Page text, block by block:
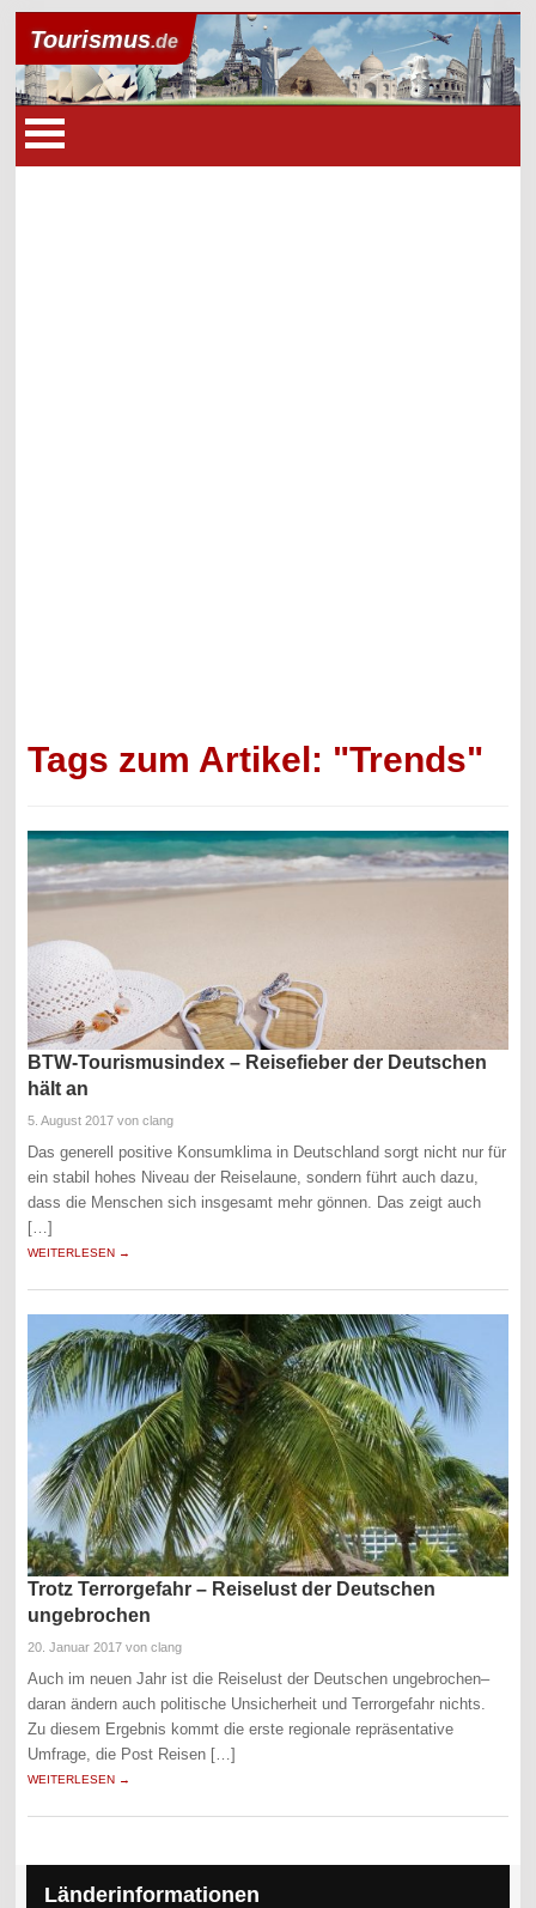
Tourismus.de
Tags zum Artikel: "Trends"
BTW-Tourismusindex – Reisefieber der Deutschen
hält an
5. August 2017 von clang
Das generell positive Konsumklima in Deutschland sorgt nicht nur für
ein stabil hohes Niveau der Reiselaune, sondern führt auch dazu,
dass die Menschen sich insgesamt mehr gönnen. Das zeigt auch
[…]
WEITERLESEN →
Trotz Terrorgefahr – Reiselust der Deutschen
ungebrochen
20. Januar 2017 von clang
Auch im neuen Jahr ist die Reiselust der Deutschen ungebrochen–
daran ändern auch politische Unsicherheit und Terrorgefahr nichts.
Zu diesem Ergebnis kommt die erste regionale repräsentative
Umfrage, die Post Reisen […]
WEITERLESEN →
Länderinformationen